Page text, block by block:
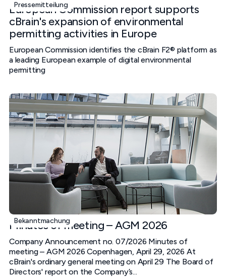
Pressemitteilung
European Commission report supports
cBrain's expansion of environmental
permitting activities in Europe
European Commission identifies the cBrain F2® platform as
a leading European example of digital environmental
permitting
Bekanntmachung
Minutes of meeting – AGM 2026
Company Announcement no. 07/2026 Minutes of
meeting – AGM 2026 Copenhagen, April 29, 2026 At
cBrain's ordinary general meeting on April 29 The Board of
Directors' report on the Company’s...